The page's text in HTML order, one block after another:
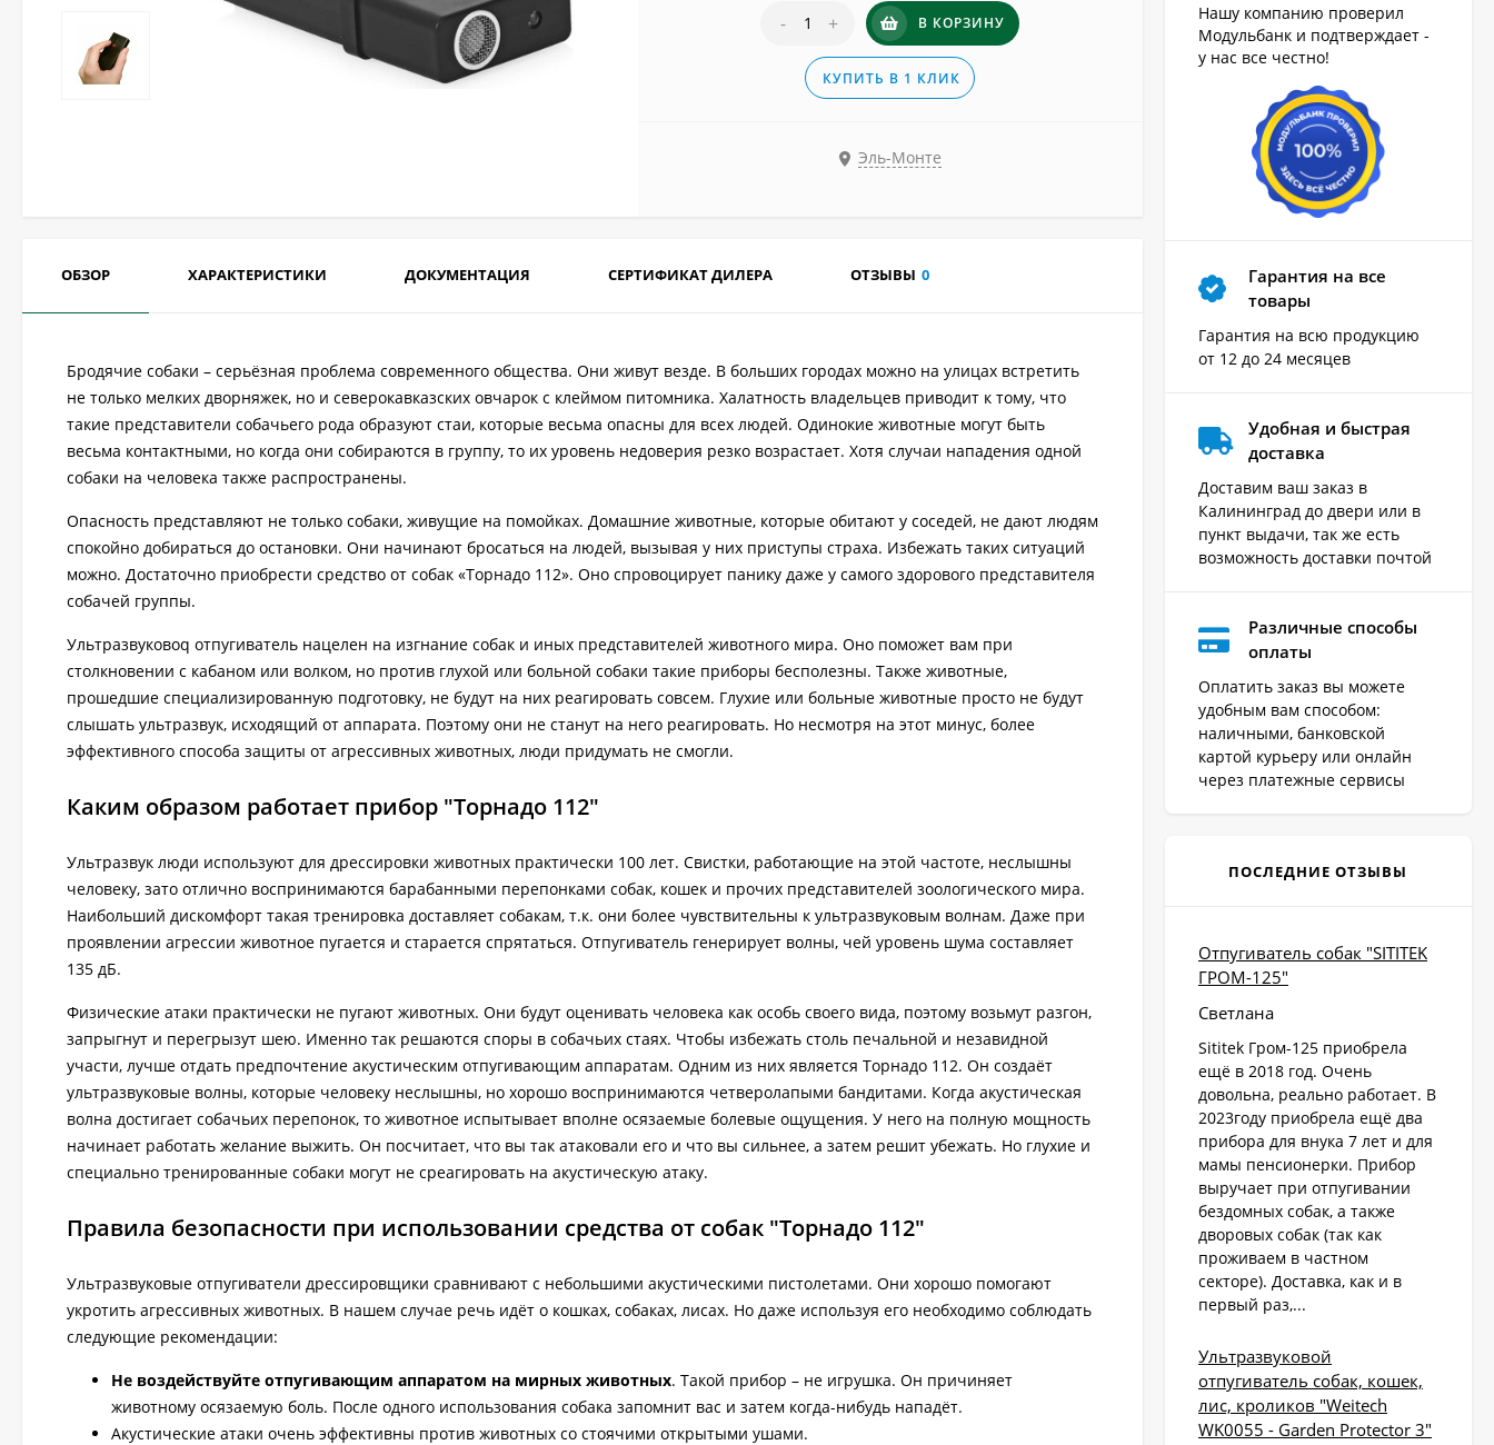
- + В КОРЗИНУ
КУПИТЬ В 1 КЛИК
Эль-Монте
ОБЗОР ХАРАКТЕРИСТИКИ ДОКУМЕНТАЦИЯ СЕРТИФИКАТ ДИЛЕРА ОТЗЫВЫ 0
Бродячие собаки – серьёзная проблема современного общества. Они живут везде. В больших городах можно на улицах встретить
не только мелких дворняжек, но и северокавказских овчарок с клеймом питомника. Халатность владельцев приводит к тому, что
такие представители собачьего рода образуют стаи, которые весьма опасны для всех людей. Одинокие животные могут быть
весьма контактными, но когда они собираются в группу, то их уровень недоверия резко возрастает. Хотя случаи нападения одной
собаки на человека также распространены.
Опасность представляют не только собаки, живущие на помойках. Домашние животные, которые обитают у соседей, не дают людям
спокойно добираться до остановки. Они начинают бросаться на людей, вызывая у них приступы страха. Избежать таких ситуаций
можно. Достаточно приобрести cредство от собак «Торнадо 112». Оно спровоцирует панику даже у самого здорового представителя
собачей группы.
Ультразвуковоq отпугиватель нацелен на изгнание собак и иных представителей животного мира. Оно поможет вам при
столкновении с кабаном или волком, но против глухой или больной собаки такие приборы бесполезны. Также животные,
прошедшие специализированную подготовку, не будут на них реагировать совсем. Глухие или больные животные просто не будут
слышать ультразвук, исходящий от аппарата. Поэтому они не станут на него реагировать. Но несмотря на этот минус, более
эффективного способа защиты от агрессивных животных, люди придумать не смогли.
Каким образом работает прибор "Торнадо 112"
Ультразвук люди используют для дрессировки животных практически 100 лет. Свистки, работающие на этой частоте, неслышны
человеку, зато отлично воспринимаются барабанными перепонками собак, кошек и прочих представителей зоологического мира.
Наибольший дискомфорт такая тренировка доставляет собакам, т.к. они более чувствительны к ультразвуковым волнам. Даже при
проявлении агрессии животное пугается и старается спрятаться. Отпугиватель генерирует волны, чей уровень шума составляет
135 дБ.
Физические атаки практически не пугают животных. Они будут оценивать человека как особь своего вида, поэтому возьмут разгон,
запрыгнут и перегрызут шею. Именно так решаются споры в собачьих стаях. Чтобы избежать столь печальной и незавидной
участи, лучше отдать предпочтение акустическим отпугивающим аппаратам. Одним из них является Торнадо 112. Он создаёт
ультразвуковые волны, которые человеку неслышны, но хорошо воспринимаются четверолапыми бандитами. Когда акустическая
волна достигает собачьих перепонок, то животное испытывает вполне осязаемые болевые ощущения. У него на полную мощность
начинает работать желание выжить. Он посчитает, что вы так атаковали его и что вы сильнее, а затем решит убежать. Но глухие и
специально тренированные собаки могут не среагировать на акустическую атаку.
Правила безопасности при использовании средства от собак "Торнадо 112"
Ультразвуковые отпугиватели дрессировщики сравнивают с небольшими акустическими пистолетами. Они хорошо помогают
укротить агрессивных животных. В нашем случае речь идёт о кошках, собаках, лисах. Но даже используя его необходимо соблюдать
следующие рекомендации:
Не воздействуйте отпугивающим аппаратом на мирных животных. Такой прибор – не игрушка. Он причиняет
животному осязаемую боль. После одного использования собака запомнит вас и затем когда-нибудь нападёт.
Акустические атаки очень эффективны против животных со стоячими открытыми ушами.
Нашу компанию проверил
Модульбанк и подтверждает -
у нас все честно!
Гарантия на все
товары
Гарантия на всю продукцию
от 12 до 24 месяцев
Удобная и быстрая
доставка
Доставим ваш заказ в
Калининград до двери или в
пункт выдачи, так же есть
возможность доставки почтой
Различные способы
оплаты
Оплатить заказ вы можете
удобным вам способом:
наличными, банковской
картой курьеру или онлайн
через платежные сервисы
ПОСЛЕДНИЕ ОТЗЫВЫ
Отпугиватель собак "SITITEK
ГРОМ-125"
Светлана
Sititek Гром-125 приобрела
ещё в 2018 год. Очень
довольна, реально работает. В
2023году приобрела ещё два
прибора для внука 7 лет и для
мамы пенсионерки. Прибор
выручает при отпугивании
бездомных собак, а также
дворовых собак (так как
проживаем в частном
секторе). Доставка, как и в
первый раз,...
Ультразвуковой
отпугиватель собак, кошек,
лис, кроликов "Weitech
WK0055 - Garden Protector 3"